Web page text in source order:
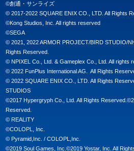
©創通・サンライズ
© 2017-2022 SQUARE ENIX CO., LTD. All Rights
©Kong Studios, Inc. All rights reserved
©SEGA
© 2021, 2022 ARMOR PROJECT/BIRD STUDIO/
Rights Reserved.
© NPIXEL Co., Ltd. & Gameplex Co., Ltd. All rights
© 2022 FunPlus International AG.  All Rights
© 2022 SQUARE ENIX CO., LTD. All Rights
STUDIOS
©2017 Hypergryph Co., Ltd. All Rights
Reserved.
© REALITY
©COLOPL, Inc.
© Pyramid,Inc. / COLOPL,Inc.
©2019 Soul Games, Inc.©2019 Yostar, Inc. All